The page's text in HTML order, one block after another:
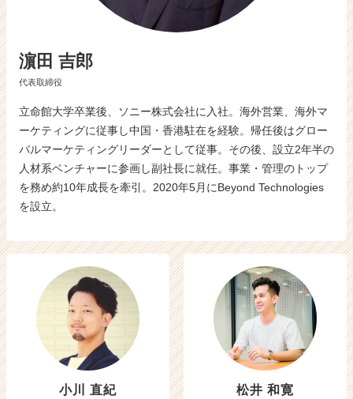
e
r
e
r）
濵田 吉郎
代表取締役
立命館大学卒業後、ソニー株式会社に入社。海外営業、海外マ
ーケティングに従事し中国・香港駐在を経験。帰任後はグロー
バルマーケティングリーダーとして従事。その後、設立2年半の
人材系ベンチャーに参画し副社長に就任。事業・管理のトップ
を務め約10年成長を牽引。2020年5月にBeyond Technologies
を設立。
小川 直紀 松井 和寛